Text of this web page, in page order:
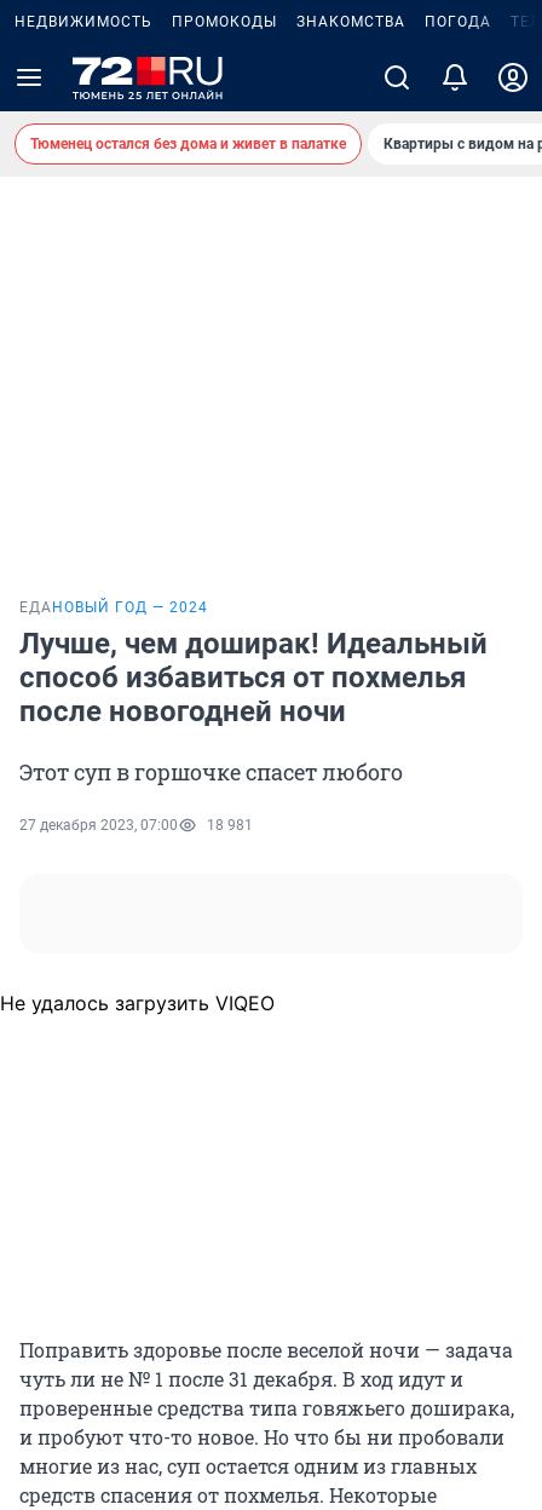
НЕДВИЖИМОСТЬ ПРОМОКОДЫ ЗНАКОМСТВА ПОГОДА
Тюменец остался без дома и живет в палатке Квартиры с видом на
ЕДА НОВЫЙ ГОД — 2024
Лучше, чем доширак! Идеальный
способ избавиться от похмелья
после новогодней ночи
Этот суп в горшочке спасет любого
27 декабря 2023, 07:00 18 981
Не удалось загрузить VIQEO
Поправить здоровье после веселой ночи — задача
чуть ли не № 1 после 31 декабря. В ход идут и
проверенные средства типа говяжьего доширака,
и пробуют что-то новое. Но что бы ни пробовали
многие из нас, суп остается одним из главных
средств спасения от похмелья. Некоторые